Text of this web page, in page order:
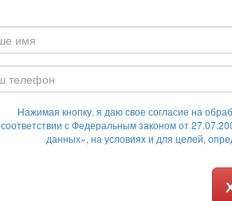
Нажимая кнопку, я даю свое согласие на
соответствии с Федеральным законом от
данных», на условиях и для целей,